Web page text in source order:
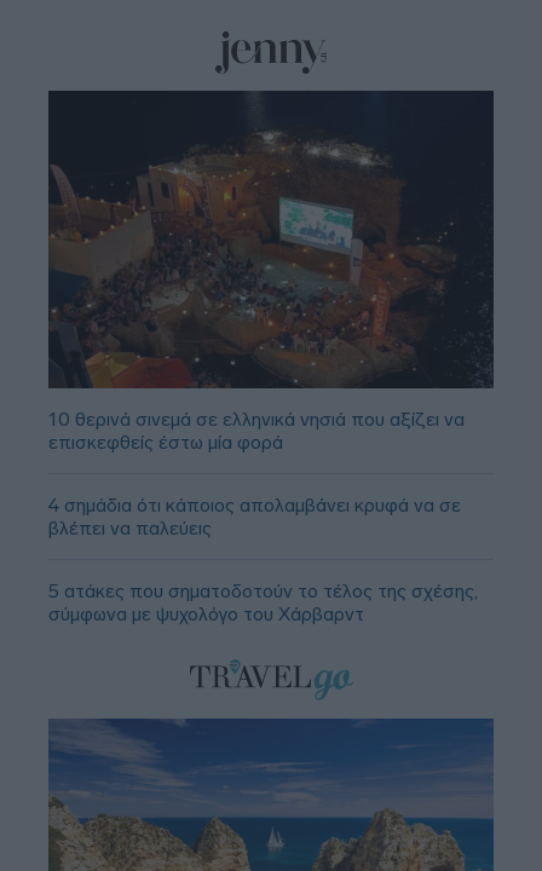
10 θερινά σινεμά σε ελληνικά νησιά που αξίζει να
επισκεφθείς έστω μία φορά
4 σημάδια ότι κάποιος απολαμβάνει κρυφά να σε
βλέπει να παλεύεις
5 ατάκες που σηματοδοτούν το τέλος της σχέσης,
σύμφωνα με ψυχολόγο του Χάρβαρντ